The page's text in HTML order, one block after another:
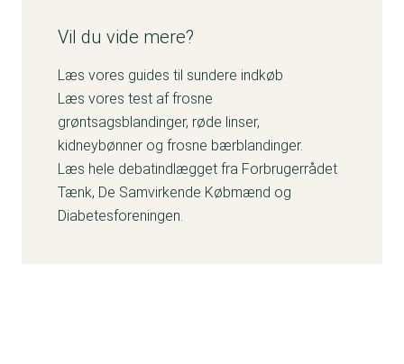
Vil du vide mere?
Læs vores guides til sundere indkøb
Læs vores test af frosne
grøntsagsblandinger, røde linser,
kidneybønner og frosne bærblandinger.
Læs hele debatindlægget fra ​​Forbrugerrådet
Tænk, De Samvirkende Købmænd og
Diabetesforeningen.